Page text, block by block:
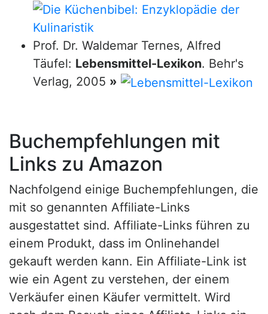
Prof. Dr. Waldemar Ternes, Alfred
Täufel: Lebensmittel-Lexikon. Behr's
Verlag, 2005 »
Buchempfehlungen mit
Links zu Amazon
Nachfolgend einige Buchempfehlungen, die
mit so genannten Affiliate-Links
ausgestattet sind. Affiliate-Links führen zu
einem Produkt, dass im Onlinehandel
gekauft werden kann. Ein Affiliate-Link ist
wie ein Agent zu verstehen, der einem
Verkäufer einen Käufer vermittelt. Wird